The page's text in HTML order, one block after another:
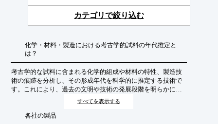
カテゴリで絞り込む
化学・材料・製造における考古学的試料の年代推定と
は？
考古学的な試料に含まれる化学的組成や材料の特性、製造技
術の痕跡を分析し、その形成年代を科学的に推定する技術で
す。これにより、過去の文明や技術の発展段階を明らかに
し、歴史的文脈を理解する上で不可欠な情報を提供します。
すべてを表示する
各社の製品